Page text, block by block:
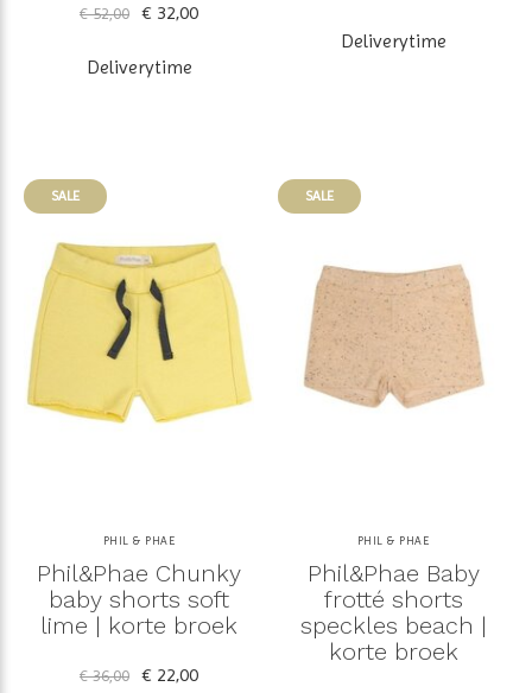
€ 52,00 € 32,00
Deliverytime
Deliverytime
SALE
PHIL & PHAE
Phil&Phae Chunky
baby shorts soft
lime | korte broek
€ 36,00 € 22,00
SALE
PHIL & PHAE
Phil&Phae Baby
frotté shorts
speckles beach |
korte broek